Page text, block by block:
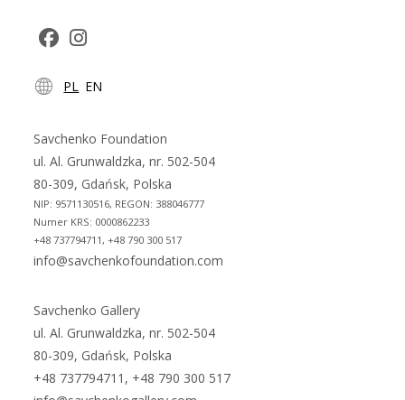
in
new
tab
in
new
tab
PL EN
Savchenko Foundation
ul. Al. Grunwaldzka, nr. 502-504
80-309, Gdańsk, Polska
NIP: 9571130516, REGON: 388046777
Numer KRS: 0000862233
+48 737794711, +48 790 300 517
info@savchenkofoundation.com
Savchenko Gallery
ul. Al. Grunwaldzka, nr. 502-504
80-309, Gdańsk, Polska
+48 737794711, +48 790 300 517